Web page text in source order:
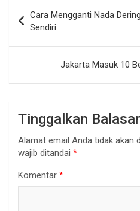
pos
Cara Mengganti Nada
Sendiri
Jakarta Masuk 10
Tinggalkan
Alamat email Anda tidak akan
wajib ditandai *
Komentar *